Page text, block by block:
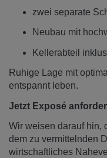
zwei separate
Neubau mit
Kellerabteil
Ruhige Lage mit
entspannt leben.
Jetzt Exposé
Wir weisen darauf hin,
dem zu vermittelnden
wirtschaftliches